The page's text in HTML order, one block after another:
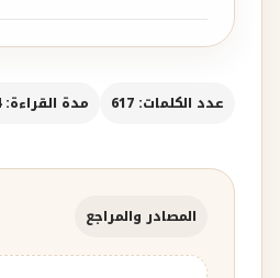
عدد الكلمات: 617 مدة القراءة: 4 د
المصادر والمراجع